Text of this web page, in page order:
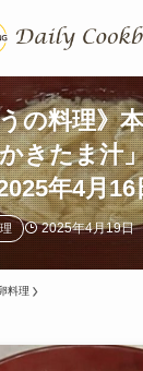
の料理》
きたま汁
年4月16
2025年4月19日
料理